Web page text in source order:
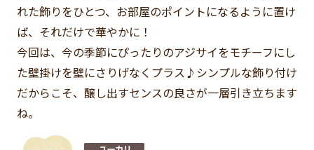
れた飾りをひとつ、お部屋のポイントになるように置け
ば、それだけで華やかに！
今回は、今の季節にぴったりのアジサイをモチーフにし
た壁掛けを壁にさりげなくプラス♪シンプルな飾り付け
だからこそ、醸し出すセンスの良さが一層引き立ちます
ね。